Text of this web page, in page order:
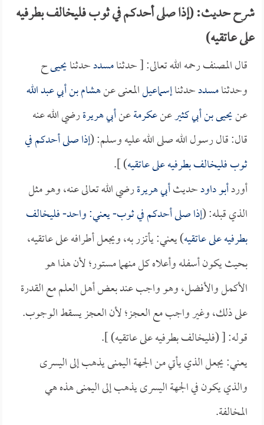
شرح حديث: (إذا صلى أحدكم في ثوب فليخالف بطرفيه
على عاتقيه)
قال المصنف رحمه الله تعالى: [ حدثنامسددحدثنايحيىح
وحدثنامسددحدثناإسماعيلالمعنى عنهشام بن أبي عبد الله
عنيحيى بن أبي كثيرعنعكرمةعنأبي هريرةرضي الله عنه
قال: قال رسول الله صلى الله عليه وسلم: (إذا صلى أحدكم في
ثوب فليخالف بطرفيه على عاتقيه) ].
أوردأبو داودحديثأبي هريرةرضي الله تعالى عنه، وهو مثل
الذي قبله: (إذا صلى أحدكم في ثوب- يعني: واحد- فليخالف
بطرفيه على عاتقيه) يعني: يأتزر به، ويجعل أطرافه على عاتقيه،
بحيث يكون أسفله وأعلاه كل منهما مستور؛ لأن هذا هو
الأكمل والأفضل، وهو واجب عند بعض أهل العلم مع القدرة
على ذلك، وغير واجب مع العجز؛ لأن العجز يسقط الوجوب.
قوله: [ (فليخالف بطرفيه على عاتقيه) ].
يعني: يجعل الذي يأتي من الجهة اليمنى يذهب إلى اليسرى
والذي يكون في الجهة اليسرى يذهب إلى اليمنى هذه هي
المخالفة.